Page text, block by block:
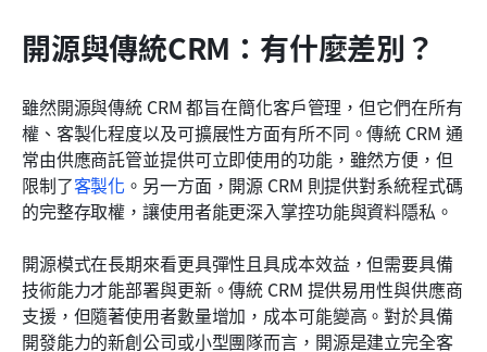
開源與傳統CRM：有什麼差別？
雖然開源與傳統 CRM 都旨在簡化客戶管理，但它們在所有
權、客製化程度以及可擴展性方面有所不同。傳統 CRM 通
常由供應商託管並提供可立即使用的功能，雖然方便，但
限制了客製化 。另一方面，開源 CRM 則提供對系統程式碼
的完整存取權，讓使用者能更深入掌控功能與資料隱私。
開源模式在長期來看更具彈性且具成本效益，但需要具備
技術能力才能部署與更新。傳統 CRM 提供易用性與供應商
支援，但隨著使用者數量增加，成本可能變高。對於具備
開發能力的新創公司或小型團隊而言，開源是建立完全客